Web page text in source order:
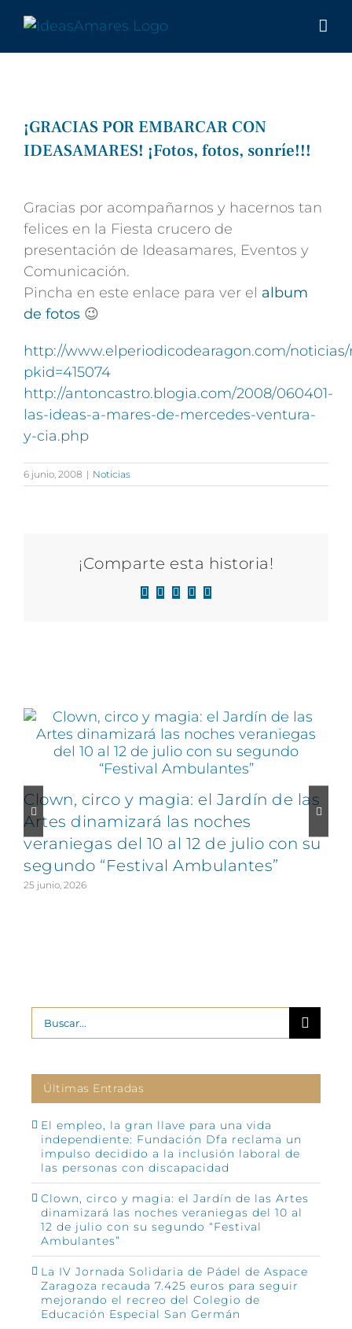
contenido
¡GRACIAS POR EMBARCAR CON
IDEASAMARES! ¡Fotos, fotos, sonríe!!!
imagen
más
grande
Gracias por acompañarnos y hacernos tan
felices en la Fiesta crucero de
presentación de Ideasamares, Eventos y
Comunicación.
Pincha en este enlace para ver el album
de fotos 😉
http://www.elperiodicodearagon.com/noticias/
pkid=415074
http://antoncastro.blogia.com/2008/060401-
las-ideas-a-mares-de-mercedes-ventura-
y-cia.php
6 junio, 2008 | Noticias
¡Comparte esta historia!
Facebook
X LinkedIn
WhatsApp
Correo
Clown, circo y magia: el Jardín de las
Artes dinamizará las noches
veraniegas del 10 al 12 de julio con su
segundo “Festival Ambulantes”
25 junio, 2026
Buscar:
Últimas Entradas
El empleo, la gran llave para una vida
independiente: Fundación Dfa reclama un
impulso decidido a la inclusión laboral de
las personas con discapacidad
Clown, circo y magia: el Jardín de las Artes
dinamizará las noches veraniegas del 10 al
12 de julio con su segundo “Festival
Ambulantes”
La IV Jornada Solidaria de Pádel de Aspace
Zaragoza recauda 7.425 euros para seguir
mejorando el recreo del Colegio de
Educación Especial San Germán